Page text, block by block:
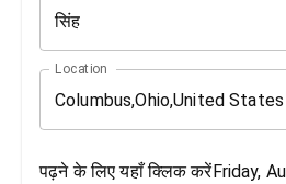
सिंह
Location
पढ़ने के लिए यहाँ क्लिक करेंFriday,